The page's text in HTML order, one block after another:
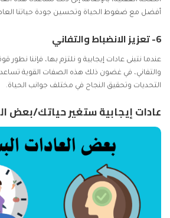
أفضل مع ضغوط الحياة وتحسين جودة حياتنا
6- تعزيز الانضباط والتفاني
عندما نتبنى عادات إيجابية و نلتزم بها، فإننا نطور
والتفاني، في غضون ذلك هذه الصفات القوية
التحديات وتحقيق النجاح في مختلف جوانب الحياة.
عادات إيجابية ستغير حياتك/بعض